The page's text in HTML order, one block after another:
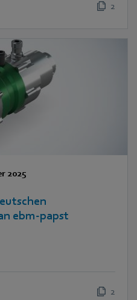
Summe von 5.450
Hall e.V. (Aki)
2
2025
ebm-papst
2